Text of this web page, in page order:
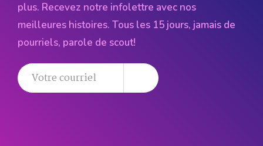
plus. Recevez notre infolettre avec nos
meilleures histoires. Tous les 15 jours, jamais de
pourriels, parole de scout!